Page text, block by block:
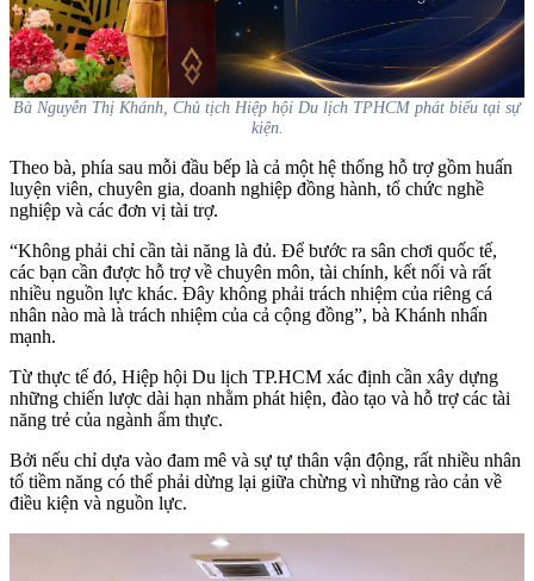
Bà Nguyễn Thị Khánh, Chủ tịch Hiệp hội Du lịch TPHCM phát biểu tại sự
kiện.
Theo bà, phía sau mỗi đầu bếp là cả một hệ thống hỗ trợ gồm huấn
luyện viên, chuyên gia, doanh nghiệp đồng hành, tổ chức nghề
nghiệp và các đơn vị tài trợ.
“Không phải chỉ cần tài năng là đủ. Để bước ra sân chơi quốc tế,
các bạn cần được hỗ trợ về chuyên môn, tài chính, kết nối và rất
nhiều nguồn lực khác. Đây không phải trách nhiệm của riêng cá
nhân nào mà là trách nhiệm của cả cộng đồng”, bà Khánh nhấn
mạnh.
Từ thực tế đó, Hiệp hội Du lịch TP.HCM xác định cần xây dựng
những chiến lược dài hạn nhằm phát hiện, đào tạo và hỗ trợ các tài
năng trẻ của ngành ẩm thực.
Bởi nếu chỉ dựa vào đam mê và sự tự thân vận động, rất nhiều nhân
tố tiềm năng có thể phải dừng lại giữa chừng vì những rào cản về
điều kiện và nguồn lực.